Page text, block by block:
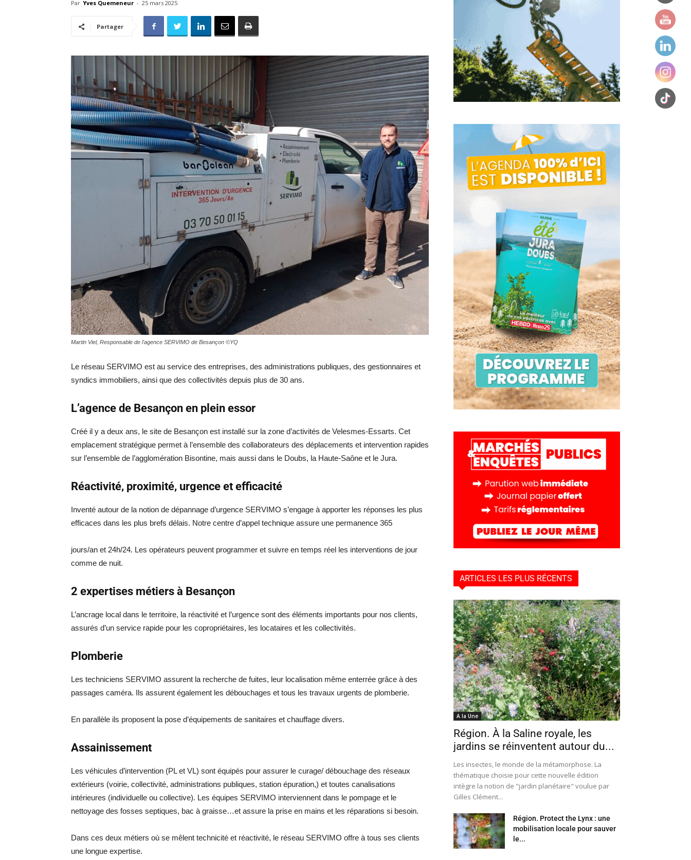
l'info
locale
Hebdo25
Par Yves Quemeneur - 25 mars 2025
Partager
Martin Viel, Responsable de l'agence SERVIMO de Besançon ©YQ
Le réseau SERVIMO est au service des entreprises, des administrations publiques, des gestionnaires et
syndics immobiliers, ainsi que des collectivités depuis plus de 30 ans.
L’agence de Besançon en plein essor
Créé il y a deux ans, le site de Besançon est installé sur la zone d’activités de Velesmes-Essarts. Cet
emplacement stratégique permet à l’ensemble des collaborateurs des déplacements et intervention rapides
sur l’ensemble de l’agglomération Bisontine, mais aussi dans le Doubs, la Haute-Saône et le Jura.
Réactivité, proximité, urgence et efficacité
Inventé autour de la notion de dépannage d’urgence SERVIMO s’engage à apporter les réponses les plus
efficaces dans les plus brefs délais. Notre centre d’appel technique assure une permanence 365
jours/an et 24h/24. Les opérateurs peuvent programmer et suivre en temps réel les interventions de jour
comme de nuit.
2 expertises métiers à Besançon
L’ancrage local dans le territoire, la réactivité et l’urgence sont des éléments importants pour nos clients,
assurés d’un service rapide pour les copropriétaires, les locataires et les collectivités.
Plomberie
Les techniciens SERVIMO assurent la recherche de fuites, leur localisation même enterrée grâce à des
passages caméra. Ils assurent également les débouchages et tous les travaux urgents de plomberie.
En parallèle ils proposent la pose d’équipements de sanitaires et chauffage divers.
Assainissement
Les véhicules d’intervention (PL et VL) sont équipés pour assurer le curage/ débouchage des réseaux
extérieurs (voirie, collectivité, administrations publiques, station épuration,) et toutes canalisations
intérieures (individuelle ou collective). Les équipes SERVIMO interviennent dans le pompage et le
nettoyage des fosses septiques, bac à graisse…et assure la prise en mains et les réparations si besoin.
Dans ces deux métiers où se mêlent technicité et réactivité, le réseau SERVIMO offre à tous ses clients
une longue expertise.
ARTICLES LES PLUS RÉCENTS
A la Une
Région. À la Saline royale, les
jardins se réinventent autour du...
Les insectes, le monde de la métamorphose. La
thématique choisie pour cette nouvelle édition
intègre la notion de "jardin planétaire" voulue par
Gilles Clément...
Région. Protect the Lynx : une
mobilisation locale pour sauver
le...